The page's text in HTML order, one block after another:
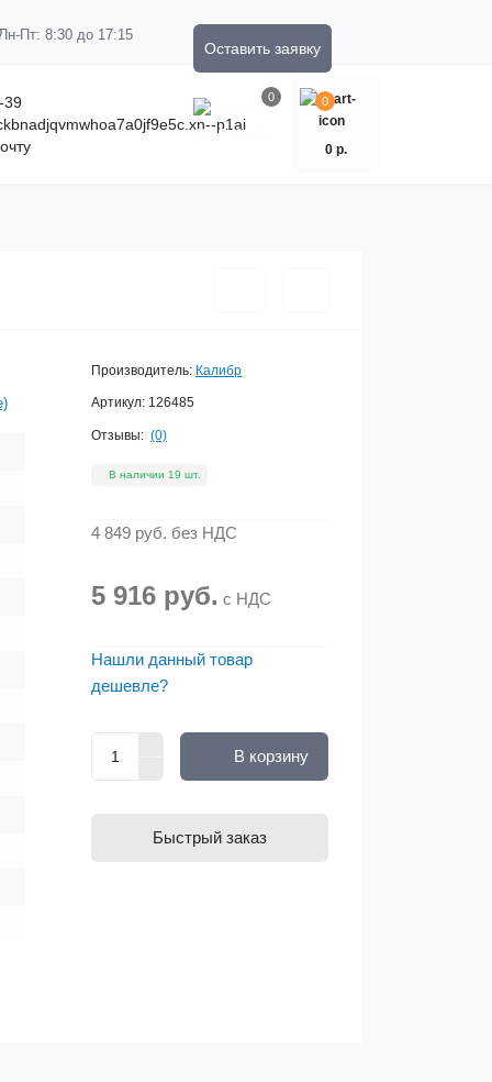
Пт: 8:30 до 17:15
Оставить заявку
39
p1ai
0 0
0 р.
Производитель: Калибр
Артикул: 126485
Отзывы: (0)
В наличии 19 шт.
4 849 руб. без НДС
5 916 руб. с НДС
Нашли данный товар
дешевле?
В корзину
Быстрый заказ